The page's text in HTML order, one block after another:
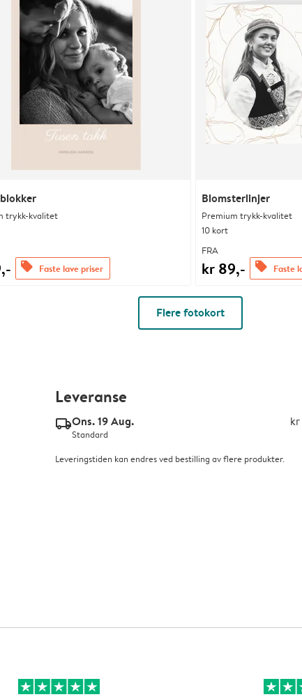
trykk-kvalitet
offers Faste lave priser
Blomsterlinjer
Premium trykk-kvalitet
10 kort
FRA
kr 89,- offers Faste
Flere fotokort
Leveranse
delivery_standard_v2Ons. 19 Aug. kr
Standard
Leveringstiden kan endres ved bestilling av flere produkter.